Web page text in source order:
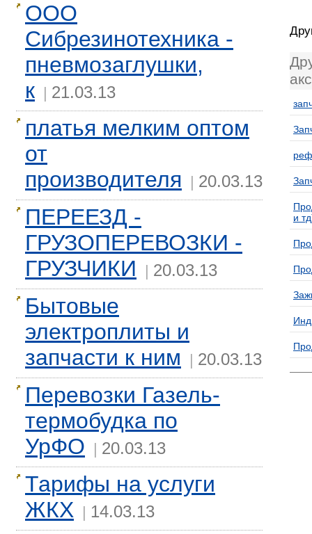
ООО
Сибрезинотехника -
пневмозаглушки,
к | 21.03.13
платья мелким оптом
от
производителя | 20.03.13
ПЕРЕЕЗД -
ГРУЗОПЕРЕВОЗКИ -
ГРУЗЧИКИ | 20.03.13
Бытовые
электроплиты и
запчасти к ним | 20.03.13
Перевозки Газель-
термобудка по
УрФО | 20.03.13
Тарифы на услуги
ЖКХ | 14.03.13
и